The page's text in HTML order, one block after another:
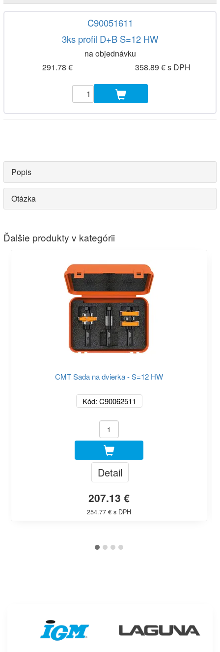
C90051611
3ks profil D+B S=12 HW
na objednávku
291.78 €
358.89 € s DPH
Popis
Otázka
Ďalšie produkty v kategórii
CMT Sada na dvierka - S=12 HW
Kód: C90062511
Detail
207.13 €
254.77 € s DPH